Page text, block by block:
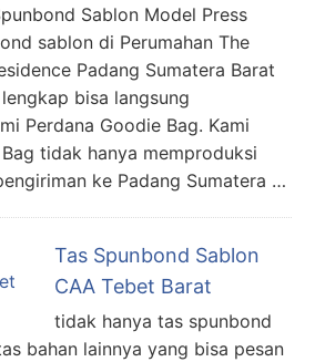
Sablon Model Press
sablon di Perumahan The
Padang Sumatera Barat
bisa langsung
Perdana Goodie Bag. Kami
tidak hanya memproduksi
ke Padang Sumatera …
Tas Spunbond Sablon
CAA Tebet Barat
tidak hanya tas spunbond
bahan lainnya yang bisa pesan